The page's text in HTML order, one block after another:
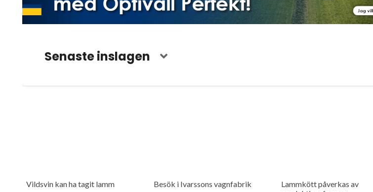
Senaste inslagen
Vildsvin kan ha tagit lamm Besök i Ivarssons vagnfabrik
Lammkött påverkas av